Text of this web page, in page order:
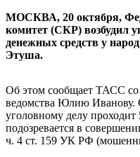
МОСКВА, 20 октября,
комитет (СКР) возбудил
денежных средств у
Этуша.
Об этом сообщает ТАСС со
ведомства Юлию Иванову.
уголовному делу
подозревается в
ч. 4 ст. 159 УК РФ